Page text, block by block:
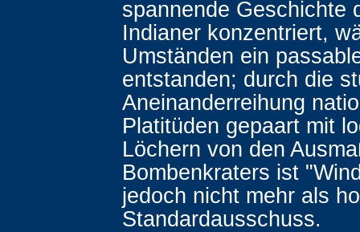
spannende Geschichte
Indianer konzentriert,
Umständen ein
entstanden; durch die
Aneinanderreihung
Platitüden gepaart mit
Löchern von den
Bombenkraters ist
jedoch nicht mehr als
Standardausschuss.